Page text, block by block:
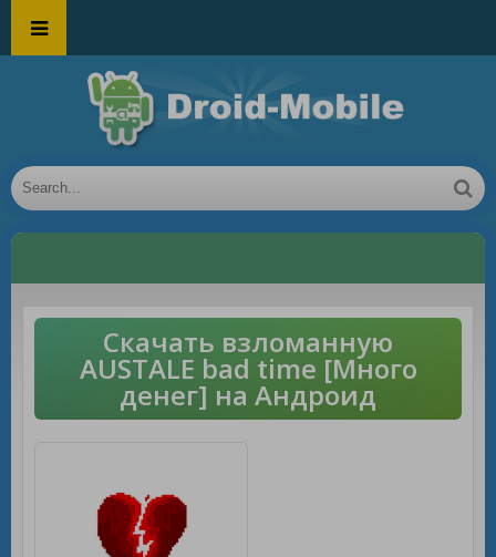
Скачать взломанную
AUSTALE bad time [Много
денег] на Андроид